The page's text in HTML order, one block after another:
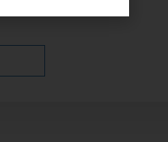
4 zwoje.